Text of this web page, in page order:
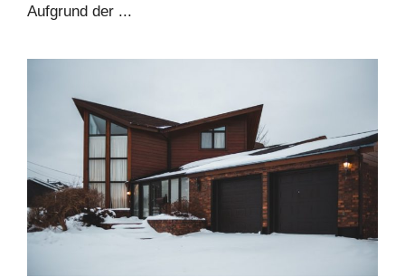
Aufgrund der ...